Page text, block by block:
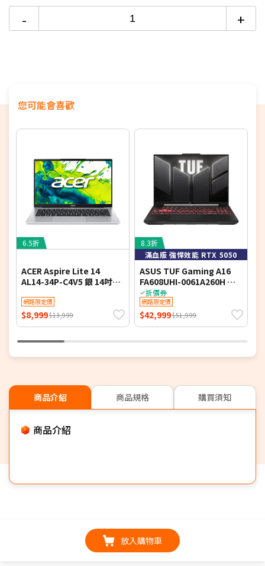
6期
12期
$9,255
$4,627
18家銀行/業者
18家銀行/業者
●作業系統：Windows 11 Home
●保固：原廠兩年台灣保固
- +
您可能會喜歡
6.5折
ACER Aspire Lite 14
AL14-34P-C4V5 銀 14吋文
DDR4/128G PCIe SSD/WIN
11 S)
網路限定價
$8,999$13,999
8.3折
滿血版 強悍效能 RTX 5050
ASUS TUF Gaming A16
FA608UHI-0061A260H 御
鐵灰 16吋電競筆電 (FHD+
IPS 144Hz/AMD Ryzen 7
260/16G DDR5/512G PCIE
SSD/NVIDIA RTX 5050
折價券
網路限定價
$42,999$51,999
商品介紹 商品規格 購買須知
商品介紹
放入購物車